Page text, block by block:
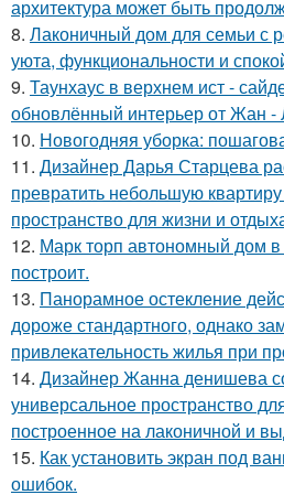
архитектура может быть
8. Лаконичный дом для семьи с
уюта, функциональности и
9. Таунхаус в верхнем ист -
обновлённый интерьер от Жан -
10. Новогодняя уборка:
11. Дизайнер Дарья Старцева
превратить небольшую
пространство для жизни и
12. Марк торп автономный дом
построит.
13. Панорамное остекление
дороже стандартного, однако
привлекательность жилья при
14. Дизайнер Жанна денишева
универсальное пространство
построенное на лаконичной и
15. Как установить экран под
ошибок.